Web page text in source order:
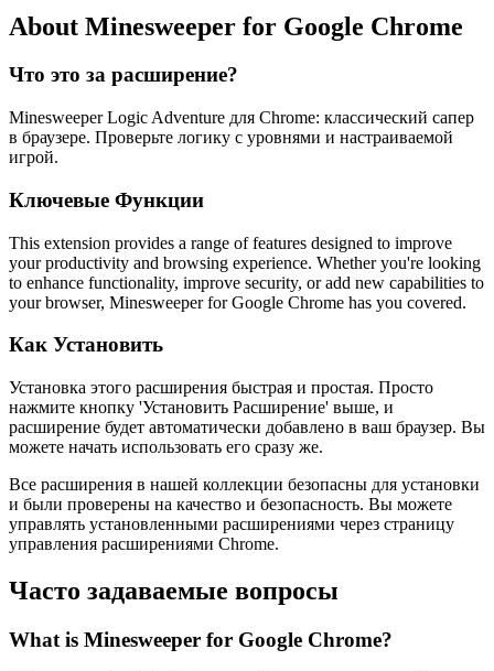
About Minesweeper for Google Chrome
Что это за расширение?
Minesweeper Logic Adventure для Chrome: классический сапер
в браузере. Проверьте логику с уровнями и настраиваемой
игрой.
Ключевые Функции
This extension provides a range of features designed to improve
your productivity and browsing experience. Whether you're looking
to enhance functionality, improve security, or add new capabilities to
your browser, Minesweeper for Google Chrome has you covered.
Как Установить
Установка этого расширения быстрая и простая. Просто
нажмите кнопку 'Установить Расширение' выше, и
расширение будет автоматически добавлено в ваш браузер. Вы
можете начать использовать его сразу же.
Все расширения в нашей коллекции безопасны для установки
и были проверены на качество и безопасность. Вы можете
управлять установленными расширениями через страницу
управления расширениями Chrome.
Часто задаваемые вопросы
What is Minesweeper for Google Chrome?